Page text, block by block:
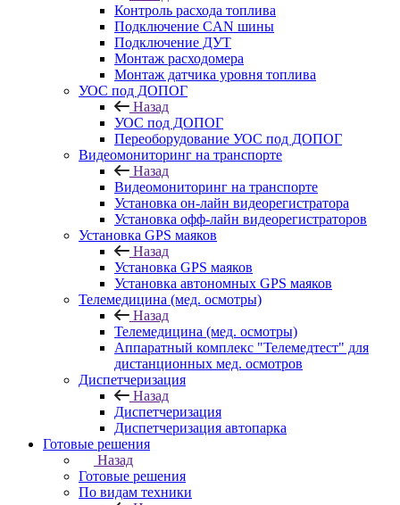
Контроль расхода топлива
Подключение CAN шины
Подключение ДУТ
Монтаж расходомера
Монтаж датчика уровня топлива
УОС под ДОПОГ
Назад
УОС под ДОПОГ
Переоборудование УОС под ДОПОГ
Видеомониторинг на транспорте
Назад
Видеомониторинг на транспорте
Установка он-лайн видеорегистратора
Установка офф-лайн видеорегистраторов
Установка GPS маяков
Назад
Установка GPS маяков
Установка автономных GPS маяков
Телемедицина (мед. осмотры)
Назад
Телемедицина (мед. осмотры)
Аппаратный комплекс "Телемедтест" для
дистанционных мед. осмотров
Диспетчеризация
Назад
Диспетчеризация
Диспетчеризация автопарка
Готовые решения
Назад
Готовые решения
По видам техники